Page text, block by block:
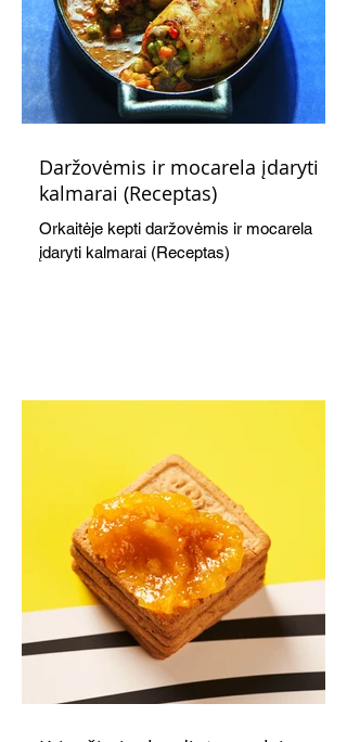
Daržovėmis ir mocarela įdaryti
kalmarai (Receptas)
Orkaitėje kepti daržovėmis ir mocarela
įdaryti kalmarai (Receptas)